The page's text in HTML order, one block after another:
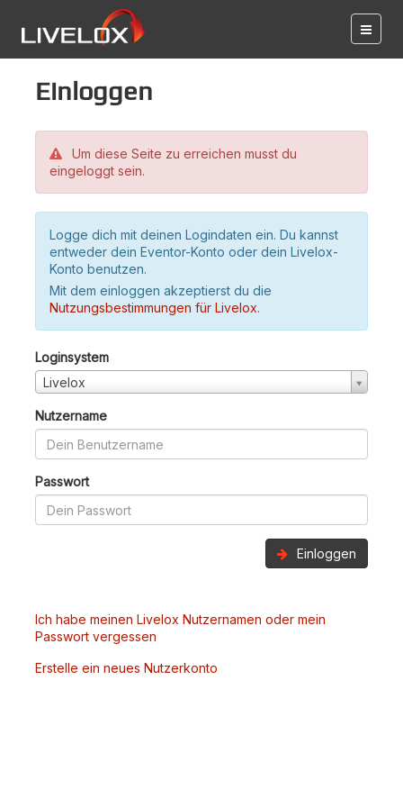
Einloggen
Um diese Seite zu erreichen musst du
eingeloggt sein.
Logge dich mit deinen Logindaten ein. Du kannst
entweder dein Eventor-Konto oder dein Livelox-
Konto benutzen.
Mit dem einloggen akzeptierst du die
Nutzungsbestimmungen für Livelox.
Loginsystem
Livelox
Nutzername
Passwort
Einloggen
Ich habe meinen Livelox Nutzernamen oder mein
Passwort vergessen
Erstelle ein neues Nutzerkonto